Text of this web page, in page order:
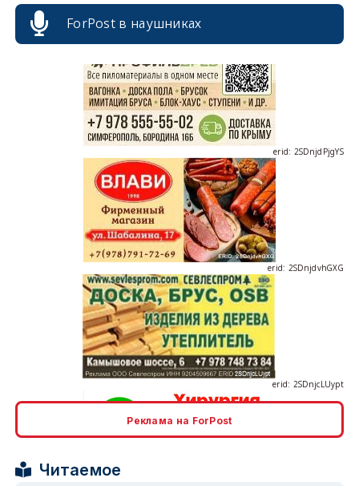
ForPost в наушниках
erid: 2SDnjdPjgYS
erid: 2SDnjdvhGXG
Реклама на ForPost
Читаемое